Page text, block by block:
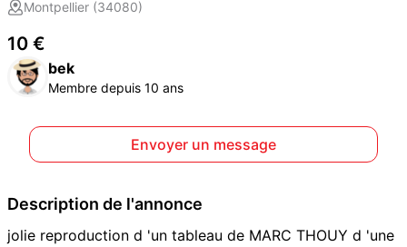
Montpellier (34080)
10 €
bek
Membre depuis 10 ans
Envoyer un message
Description de l'annonce
jolie reproduction d 'un tableau de MARC THOUY d 'une